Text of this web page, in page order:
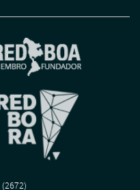
(2672)